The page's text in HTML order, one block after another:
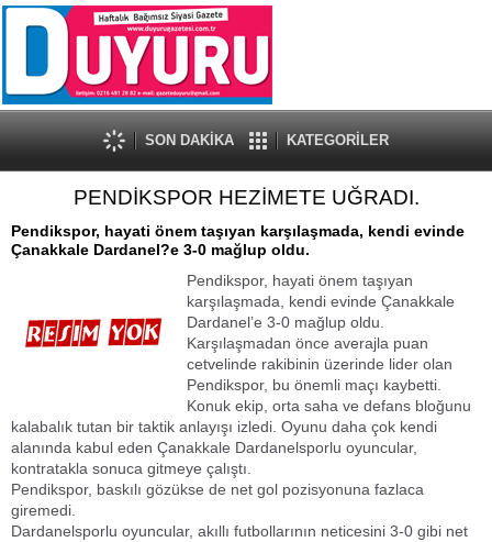
SON DAKİKA KATEGORİLER
PENDİKSPOR HEZİMETE UĞRADI.
Pendikspor, hayati önem taşıyan karşılaşmada, kendi evinde
Çanakkale Dardanel?e 3-0 mağlup oldu.
Pendikspor, hayati önem taşıyan
karşılaşmada, kendi evinde Çanakkale
Dardanel’e 3-0 mağlup oldu.
Karşılaşmadan önce averajla puan
cetvelinde rakibinin üzerinde lider olan
Pendikspor, bu önemli maçı kaybetti.
Konuk ekip, orta saha ve defans bloğunu
kalabalık tutan bir taktik anlayışı izledi. Oyunu daha çok kendi
alanında kabul eden Çanakkale Dardanelsporlu oyuncular,
kontratakla sonuca gitmeye çalıştı.
Pendikspor, baskılı gözükse de net gol pozisyonuna fazlaca
giremedi.
Dardanelsporlu oyuncular, akıllı futbollarının neticesini 3-0 gibi net